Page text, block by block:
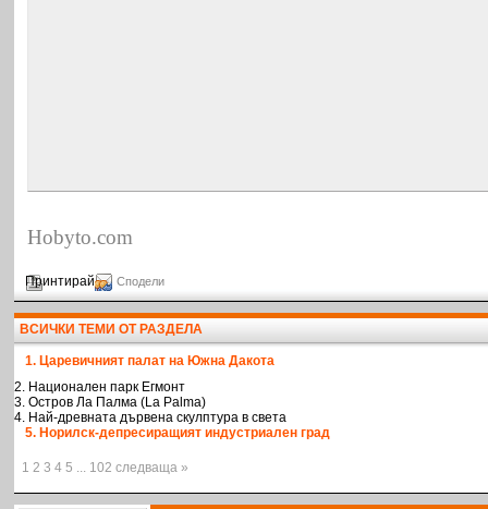
Hobyto.com
Принтирай Сподели
ВСИЧКИ ТЕМИ ОТ РАЗДЕЛА
1. Царевичният палат на Южна Дакота
2. Национален парк Егмонт
3. Остров Ла Палма (La Palma)
4. Най-древната дървена скулптура в света
5. Норилск-депресиращият индустриален град
1 2 3 4 5 ... 102 следваща »